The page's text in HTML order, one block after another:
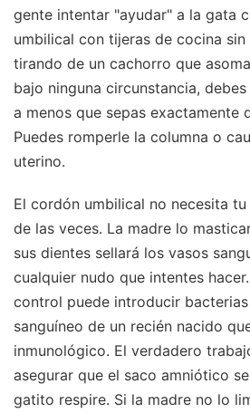
gente intentar "ayudar" a la gata
umbilical con tijeras de cocina
tirando de un cachorro que
bajo ninguna circunstancia,
a menos que sepas exactamente
Puedes romperle la columna o
uterino.
El cordón umbilical no necesita
de las veces. La madre lo
sus dientes sellará los vasos
cualquier nudo que intentes
control puede introducir
sanguíneo de un recién nacido
inmunológico. El verdadero
asegurar que el saco amniótico
gatito respire. Si la madre no lo